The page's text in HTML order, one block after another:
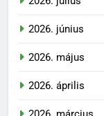
2026. június
2026. május
2026. április